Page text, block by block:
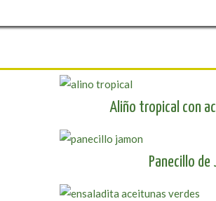
Aliño tropical con
Panecillo